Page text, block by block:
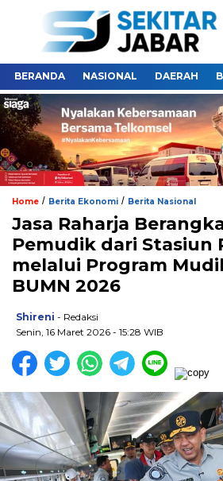
BERANDA NASIONAL DAERAH
Home / Berita Ekonomi / Berita Nasional
Jasa Raharja
Pemudik dari Stasiun
melalui Program
BUMN 2026
Shireni - Redaksi
Senin, 16 Maret 2026 - 15:28 WIB